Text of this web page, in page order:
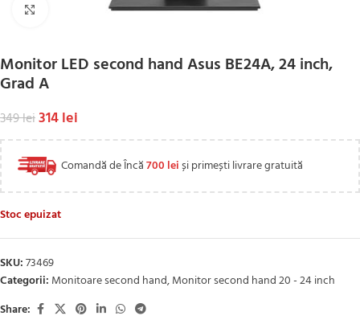
Click to enlarge
Monitor LED second hand Asus BE24A, 24 inch,
Grad A
349lei314lei
Comandă de Încă700 leiși primești livrare gratuită
Stoc epuizat
SKU:73469
Categorii: Monitoare second hand,Monitor second hand 20 - 24 inch
Share: